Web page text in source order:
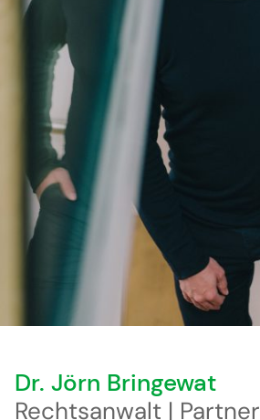
Dr. Jörn Bringewat
Rechtsanwalt | Partner